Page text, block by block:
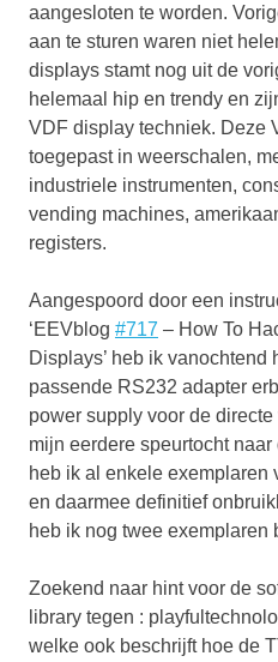
aangesloten te worden.
aan te sturen waren niet
displays stamt nog uit de
helemaal hip en trendy en
VDF display techniek. Deze
toegepast in weerschalen,
industriele instrumenten,
vending machines,
registers.
Aangespoord door een
‘EEVblog #717 – How To
Displays’ heb ik vanochtend
passende RS232 adapter
power supply voor de
mijn eerdere speurtocht
heb ik al enkele exemplaren
en daarmee definitief
heb ik nog twee exemplaren
Zoekend naar hint voor de
library tegen :
welke ook beschrijft hoe de